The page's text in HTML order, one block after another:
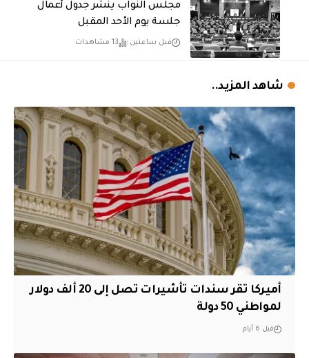
مجلس النواب ينشر جدول أعمال
جلسة يوم الأحد المقبل
قبل ساعتين 13 مشاهدات
شاهد المزيد..
أميركا تقر سندات تأشيرات تصل إلى 20 ألف دولار
لمواطني 50 دولة
قبل 6 أيام